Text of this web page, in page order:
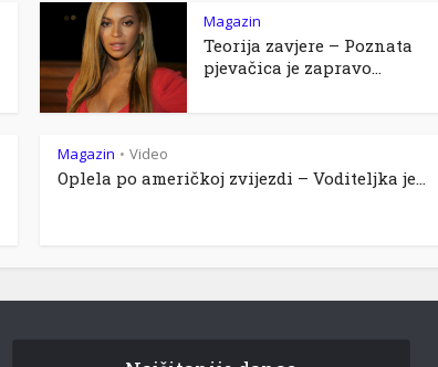
Magazin
Teorija zavjere – Poznata
pjevačica je zapravo...
Magazin • Video
Oplela po američkoj zvijezdi – Voditeljka je...